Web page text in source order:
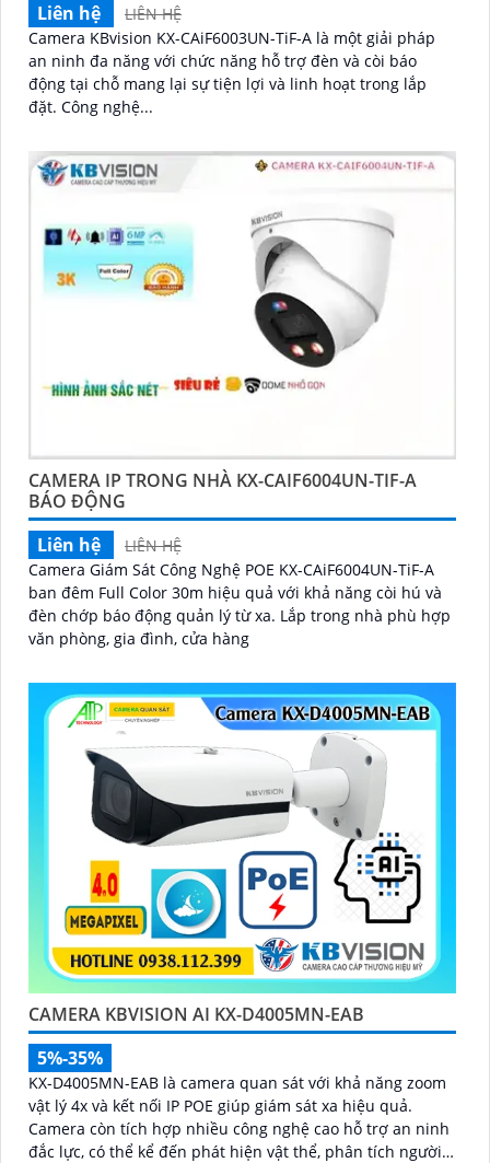
Liên hệ
LIÊN HỆ
Camera KBvision KX-CAiF6003UN-TiF-A là một giải pháp
an ninh đa năng với chức năng hỗ trợ đèn và còi báo
động tại chỗ mang lại sự tiện lợi và linh hoạt trong lắp
đặt. Công nghệ...
CAMERA IP TRONG NHÀ KX-CAIF6004UN-TIF-A
BÁO ĐỘNG
Liên hệ
LIÊN HỆ
Camera Giám Sát Công Nghệ POE KX-CAiF6004UN-TiF-A
ban đêm Full Color 30m hiệu quả với khả năng còi hú và
đèn chớp báo động quản lý từ xa. Lắp trong nhà phù hợp
văn phòng, gia đình, cửa hàng
CAMERA KBVISION AI KX-D4005MN-EAB
5%-35%
KX-D4005MN-EAB là camera quan sát với khả năng zoom
vật lý 4x và kết nối IP POE giúp giám sát xa hiệu quả.
Camera còn tích hợp nhiều công nghệ cao hỗ trợ an ninh
đắc lực, có thể kể đến phát hiện vật thể, phân tích người,